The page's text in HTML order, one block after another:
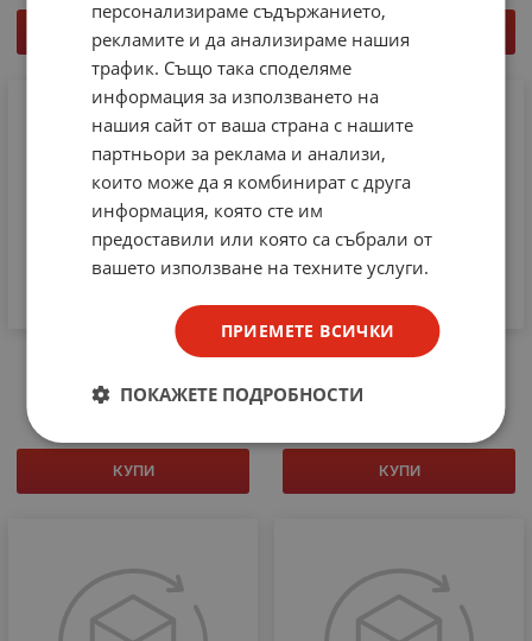
MX25L1606EM1I-12G
2.91€ / 5.69лв.
КУПИ
STM32L496VGT6
17.33€
КУПИ
персонализираме съдържанието,
рекламите и да анализираме нашия
трафик. Също така споделяме
информация за използването на
нашия сайт от ваша страна с нашите
партньори за реклама и анализи,
които може да я комбинират с друга
информация, която сте им
предоставили или която са събрали от
вашето използване на техните услуги.
ПРИЕМЕТЕ ВСИЧКИ
ПОКАЖЕТЕ ПОДРОБНОСТИ